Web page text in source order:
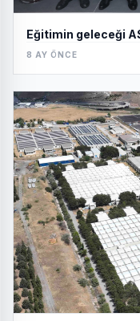
Eğitimin geleceği
8 AY ÖNCE